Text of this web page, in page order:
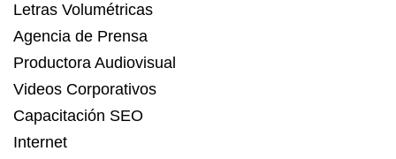
Letras Volumétricas
Agencia de Prensa
Productora Audiovisual
Videos Corporativos
Capacitación SEO
Internet